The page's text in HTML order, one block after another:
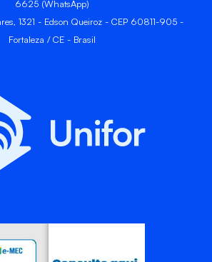
6625 (WhatsApp)
1321 - Edson Queiroz - CEP 60811-905 -
Fortaleza / CE - Brasil